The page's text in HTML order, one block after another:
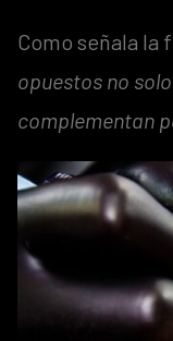
Como señala la
opuestos no
complementan